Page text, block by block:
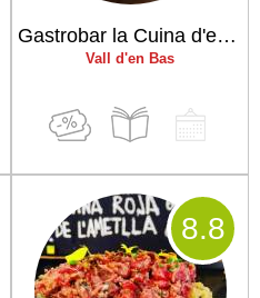
Gastrobar la Cuina d'en Moke's
Vall d'en Bas
8.8